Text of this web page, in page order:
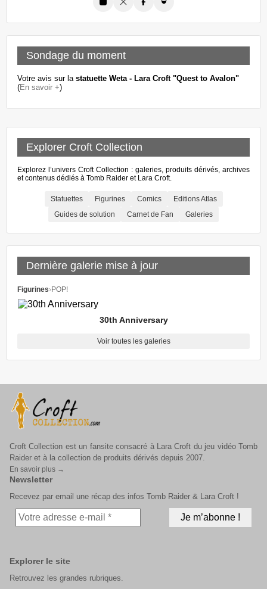
Sondage du moment
Votre avis sur la statuette Weta - Lara Croft "Quest to Avalon"
(En savoir +)
Explorer Croft Collection
Explorez l’univers Croft Collection : galeries, produits dérivés, archives
et contenus dédiés à Tomb Raider et Lara Croft.
Statuettes Figurines Comics
Editions Atlas
Guides de solution
Carnet de Fan Galeries
Dernière galerie mise à jour
Figurines›POP!
30th Anniversary
Voir toutes les galeries
Croft Collection est un fansite consacré à Lara Croft du jeu vidéo Tomb
Raider et à la collection de produits dérivés depuis 2007.
En savoir plus →
Newsletter
Recevez par email une récap des infos Tomb Raider & Lara Croft !
Explorer le site
Retrouvez les grandes rubriques.